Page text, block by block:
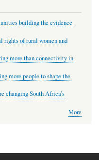
building the evidence
rights of rural women and
more than connectivity in
more people to shape the
changing South Africa’s
More